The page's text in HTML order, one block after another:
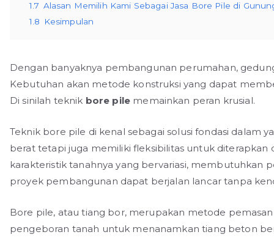
1.7 Alasan Memilih Kami Sebagai Jasa Bore Pile di
1.8
Kesimpulan
Dengan banyaknya pembangunan perumahan,
Kebutuhan akan metode konstruksi yang dapat
Di sinilah teknik bore pile memainkan peran krusial.
Teknik bore pile di kenal sebagai solusi fondasi dalam
berat tetapi juga memiliki fleksibilitas untuk diterapkan
karakteristik tanahnya yang bervariasi, membutuhkan
proyek pembangunan dapat berjalan lancar tanpa
Bore pile, atau tiang bor, merupakan metode
pengeboran tanah untuk menanamkan tiang beton